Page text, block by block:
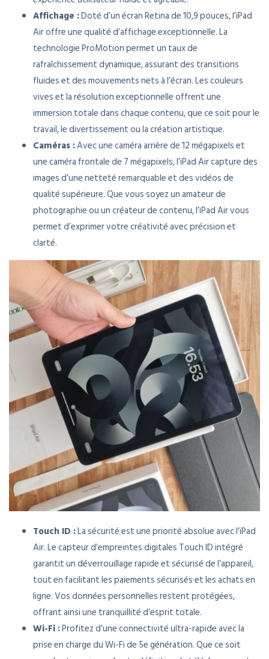
Affichage :Doté d’un écran Retina de 10,9 pouces, l’iPad
Air offre une qualité d’affichage exceptionnelle. La
technologie ProMotion permet un taux de
rafraîchissement dynamique, assurant des transitions
fluides et des mouvements nets à l’écran. Les couleurs
vives et la résolution exceptionnelle offrent une
immersion totale dans chaque contenu, que ce soit pour le
travail, le divertissement ou la création artistique.
Caméras :Avec une caméra arrière de 12 mégapixels et
une caméra frontale de 7 mégapixels, l’iPad Air capture des
images d’une netteté remarquable et des vidéos de
qualité supérieure. Que vous soyez un amateur de
photographie ou un créateur de contenu, l’iPad Air vous
permet d’exprimer votre créativité avec précision et
clarté.
Touch ID :La sécurité est une priorité absolue avec l’iPad
Air. Le capteur d’empreintes digitales Touch ID intégré
garantit un déverrouillage rapide et sécurisé de l’appareil,
tout en facilitant les paiements sécurisés et les achats en
ligne. Vos données personnelles restent protégées,
offrant ainsi une tranquillité d’esprit totale.
Wi-Fi :Profitez d’une connectivité ultra-rapide avec la
prise en charge du Wi-Fi de 5e génération. Que ce soit